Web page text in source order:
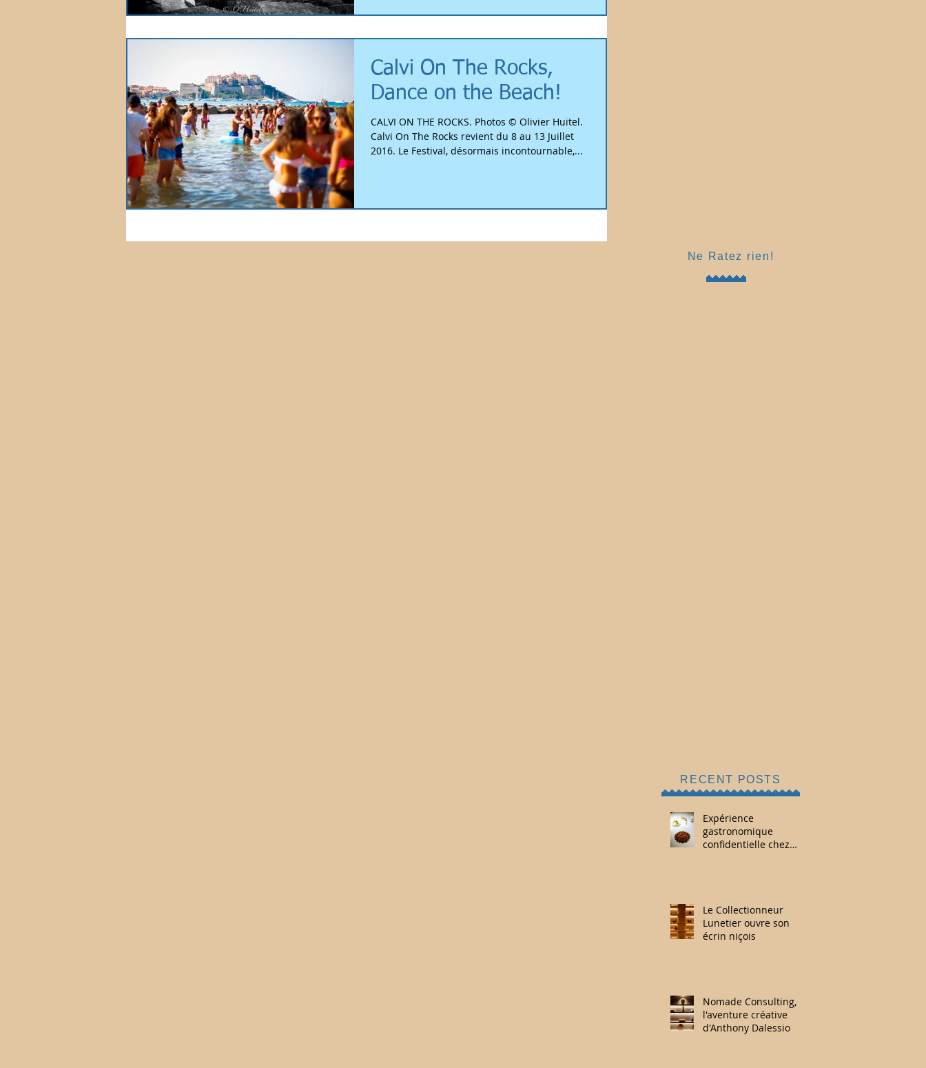
Calvi On The Rocks,
Dance on the Beach!
CALVI ON THE ROCKS. Photos © Olivier Huitel.
Calvi On The Rocks revient du 8 au 13 Juillet
2016. Le Festival, désormais incontournable,...
Ne Ratez rien!
RECENT POSTS
Expérience
gastronomique
confidentielle chez
Le Collectionneur
Lunetier ouvre son
écrin niçois
Nomade Consulting,
l'aventure créative
d'Anthony Dalessio